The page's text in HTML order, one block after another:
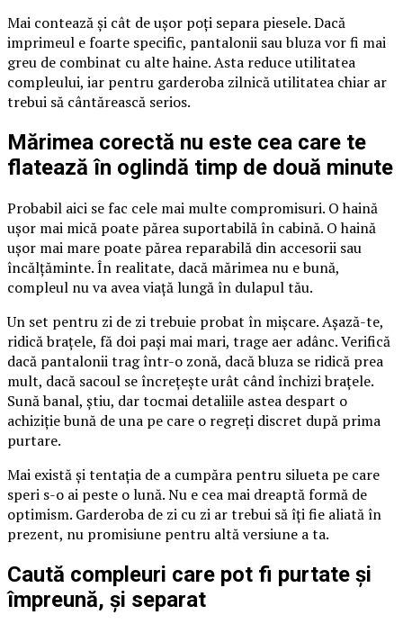
Mai contează și cât de ușor poți separa piesele. Dacă
imprimeul e foarte specific, pantalonii sau bluza vor fi mai
greu de combinat cu alte haine. Asta reduce utilitatea
compleului, iar pentru garderoba zilnică utilitatea chiar ar
trebui să cântărească serios.
Mărimea corectă nu este cea care te
flatează în oglindă timp de două minute
Probabil aici se fac cele mai multe compromisuri. O haină
ușor mai mică poate părea suportabilă în cabină. O haină
ușor mai mare poate părea reparabilă din accesorii sau
încălțăminte. În realitate, dacă mărimea nu e bună,
compleul nu va avea viață lungă în dulapul tău.
Un set pentru zi de zi trebuie probat în mișcare. Așază-te,
ridică brațele, fă doi pași mai mari, trage aer adânc. Verifică
dacă pantalonii trag într-o zonă, dacă bluza se ridică prea
mult, dacă sacoul se încrețește urât când închizi brațele.
Sună banal, știu, dar tocmai detaliile astea despart o
achiziție bună de una pe care o regreți discret după prima
purtare.
Mai există și tentația de a cumpăra pentru silueta pe care
speri s-o ai peste o lună. Nu e cea mai dreaptă formă de
optimism. Garderoba de zi cu zi ar trebui să îți fie aliată în
prezent, nu promisiune pentru altă versiune a ta.
Caută compleuri care pot fi purtate și
împreună, și separat